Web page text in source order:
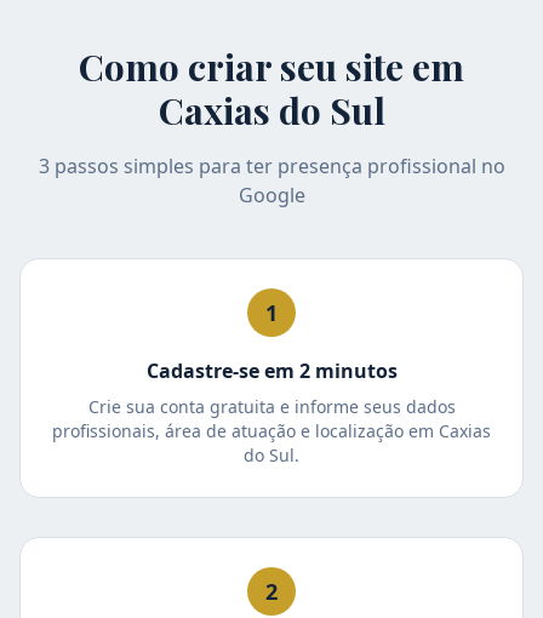
Como criar seu site em
Caxias do Sul
3 passos simples para ter presença profissional no
Google
1
Cadastre-se em 2 minutos
Crie sua conta gratuita e informe seus dados
profissionais, área de atuação e localização em Caxias
do Sul.
2